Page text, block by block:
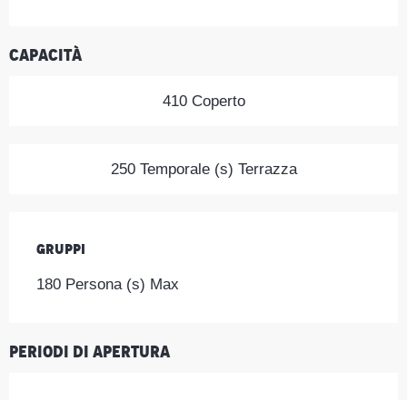
Capacità
410 Coperto
250 Temporale (s) Terrazza
Gruppi
Gruppi
180 Persona (s) Max
Periodi di apertura